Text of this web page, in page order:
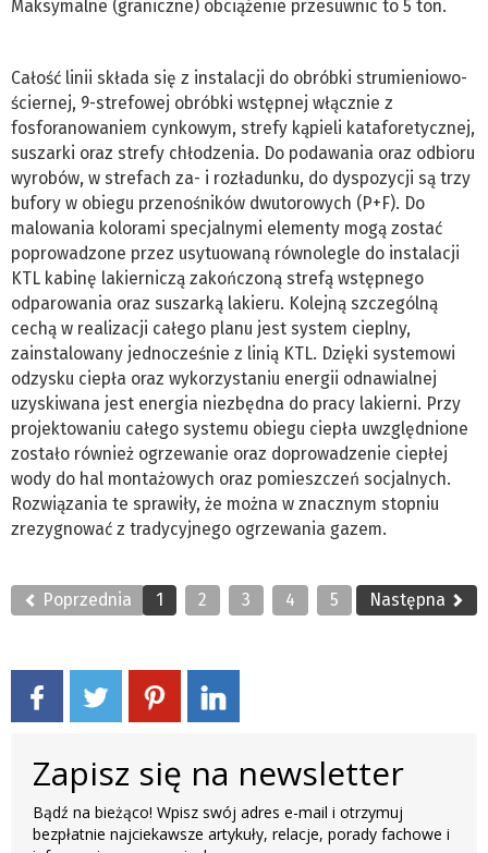
Maksymalne (graniczne) obciążenie przesuwnic to 5 ton.
Całość linii składa się z instalacji do obróbki strumieniowo-
ściernej, 9-strefowej obróbki wstępnej włącznie z
fosforanowaniem cynkowym, strefy kąpieli kataforetycznej,
suszarki oraz strefy chłodzenia. Do podawania oraz odbioru
wyrobów, w strefach za- i rozładunku, do dyspozycji są trzy
bufory w obiegu przenośników dwutorowych (P+F). Do
malowania kolorami specjalnymi elementy mogą zostać
poprowadzone przez usytuowaną równolegle do instalacji
KTL kabinę lakierniczą zakończoną strefą wstępnego
odparowania oraz suszarką lakieru. Kolejną szczególną
cechą w realizacji całego planu jest system cieplny,
zainstalowany jednocześnie z linią KTL. Dzięki systemowi
odzysku ciepła oraz wykorzystaniu energii odnawialnej
uzyskiwana jest energia niezbędna do pracy lakierni. Przy
projektowaniu całego systemu obiegu ciepła uwzględnione
zostało również ogrzewanie oraz doprowadzenie ciepłej
wody do hal montażowych oraz pomieszczeń socjalnych.
Rozwiązania te sprawiły, że można w znacznym stopniu
zrezygnować z tradycyjnego ogrzewania gazem.
Poprzednia 1 2 3 4 5 Następna
Zapisz się na newsletter
Bądź na bieżąco! Wpisz swój adres e-mail i otrzymuj
bezpłatnie najciekawsze artykuły, relacje, porady fachowe i